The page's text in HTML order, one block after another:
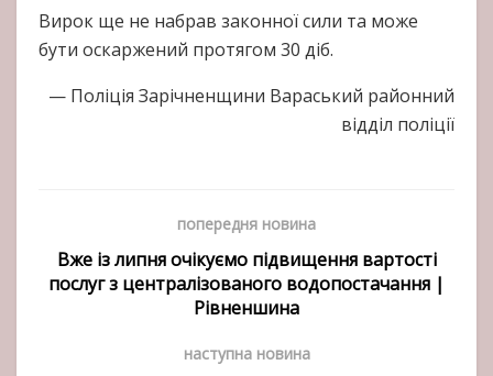
Вирок ще не набрав законної сили та може
бути оскаржений протягом 30 діб.
— Поліція Зарічненщини Вараський районний
відділ поліції
попередня новина
Вже із липня очікуємо підвищення вартості
послуг з централізованого водопостачання |
Рівненшина
наступна новина